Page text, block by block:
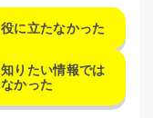
役に立たなかった
知りたい情報では
なかった